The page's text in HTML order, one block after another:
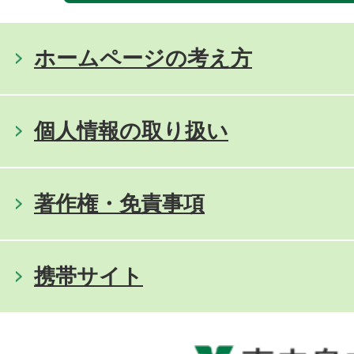
ホームページの考え方
個人情報の取り扱い
著作権・免責事項
携帯サイト